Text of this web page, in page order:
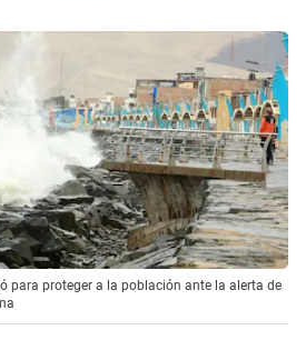
para proteger a la población ante la alerta de